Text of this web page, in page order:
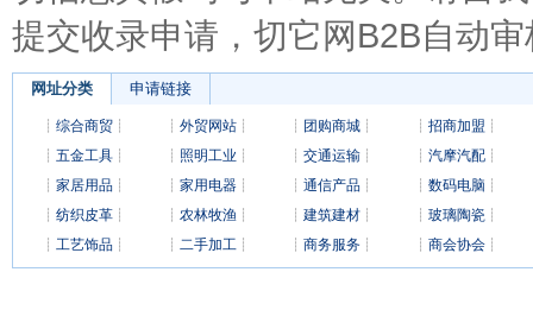
提交收录申请，切它网B2B自动
网址分类 申请链接
┊ 综合商贸 ┊ ┊ 外贸网站 ┊ ┊ 团购商城 ┊ ┊ 招商加盟 ┊
┊ 五金工具 ┊ ┊ 照明工业 ┊ ┊ 交通运输 ┊ ┊ 汽摩汽配┊
┊ 家居用品 ┊ ┊ 家用电器 ┊ ┊ 通信产品 ┊ ┊ 数码电脑 ┊
┊ 纺织皮革 ┊ ┊ 农林牧渔 ┊ ┊ 建筑建材 ┊ ┊ 玻璃陶瓷┊
┊ 工艺饰品 ┊ ┊ 二手加工 ┊ ┊ 商务服务 ┊ ┊ 商会协会┊